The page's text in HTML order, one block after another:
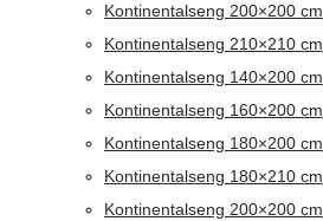
Kontinentalseng 200×200 cm
Kontinentalseng 210×210 cm
Kontinentalseng 140×200 cm
Kontinentalseng 160×200 cm
Kontinentalseng 180×200 cm
Kontinentalseng 180×210 cm
Kontinentalseng 200×200 cm